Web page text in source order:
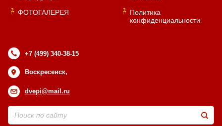
ФОТОГАЛЕРЕЯ
Политика
конфиденциальности
+7 (499) 340-38-15
Воскресенск,
dvepi@mail.ru